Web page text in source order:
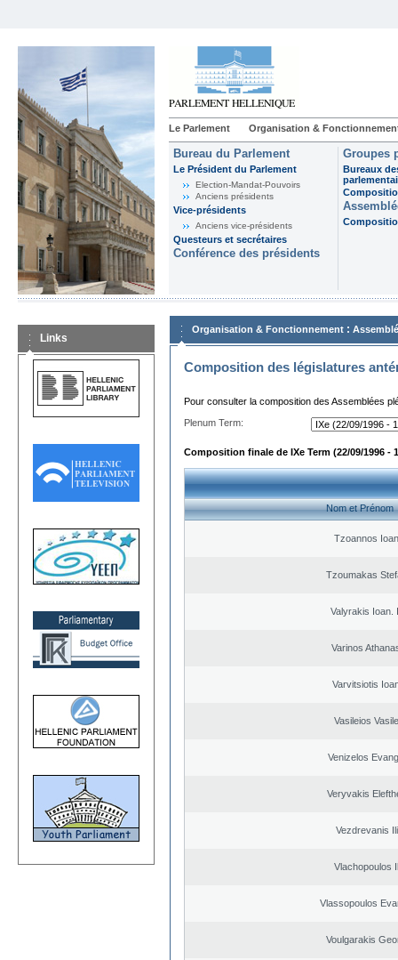
Le Parlement Organisation &
Bureau du Parlement
Le Président du Parlement
Election-Mandat-Pouvoirs
Anciens présidents
Vice-présidents
Anciens vice-présidents
Questeurs et secrétaires
Conférence des présidents
Groupes
Bureaux
Links
Organisation & Fonctionnement :
Composition des législatures
Pour consulter la composition des Assemblées
Plenum Term:
Composition finale de IXe Term (22/09/1996 -
Nom et Prénom
Tzoannos
Tzoumakas
Valyrakis Ioan.
Varinos
Varvitsiotis
Vasileios
Venizelos
Veryvakis
Vezdrevanis
Vlachopoulos
Vlassopoulos
Voulgarakis